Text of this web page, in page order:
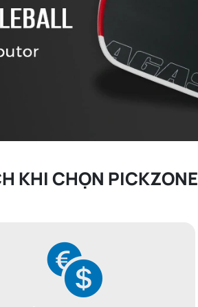
KHI CHỌN PICKZONE